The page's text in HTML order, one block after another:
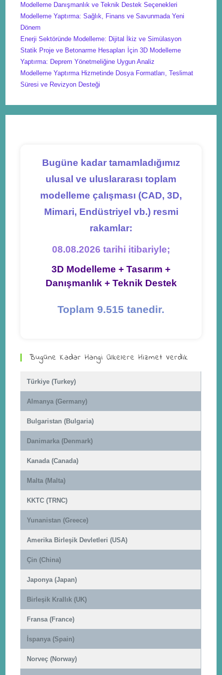
Modelleme Danışmanlık ve Teknik Destek Seçenekleri
Modelleme Yaptırma: Sağlık, Finans ve Savunmada Yeni
Dönem
Enerji Sektöründe Modelleme: Dijital İkiz ve Simülasyon
Statik Proje ve Betonarme Hesapları İçin 3D Modelleme
Yaptırma: Deprem Yönetmeliğine Uygun Analiz
Modelleme Yaptırma Hizmetinde Dosya Formatları, Teslimat
Süresi ve Revizyon Desteği
Bugüne kadar tamamladığımız
ulusal ve uluslararası toplam
modelleme çalışması (CAD, 3D,
Mimari, Endüstriyel vb.) resmi
rakamlar:
08.08.2026 tarihi itibariyle;
3D Modelleme + Tasarım +
Danışmanlık + Teknik Destek
Toplam 9.515 tanedir.
Bugüne Kadar Hangi Ülkelere Hizmet Verdik
Türkiye (Turkey)
Almanya (Germany)
Bulgaristan (Bulgaria)
Danimarka (Denmark)
Kanada (Canada)
Malta (Malta)
KKTC (TRNC)
Yunanistan (Greece)
Amerika Birleşik Devletleri (USA)
Çin (China)
Japonya (Japan)
Birleşik Krallık (UK)
Fransa (France)
İspanya (Spain)
Norveç (Norway)